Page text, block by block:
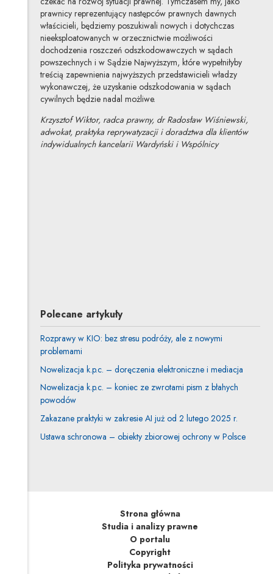
prawnicy reprezentujący następców prawnych dawnych
właścicieli, będziemy poszukiwali nowych i dotychczas
nieeksploatowanych w orzecznictwie możliwości
dochodzenia roszczeń odszkodowawczych w sądach
powszechnych i w Sądzie Najwyższym, które wypełniłyby
treścią zapewnienia najwyższych przedstawicieli władzy
wykonawczej, że uzyskanie odszkodowania w sądach
cywilnych będzie nadal możliwe.
Krzysztof Wiktor, radca prawny, dr Radosław Wiśniewski,
adwokat, praktyka reprywatyzacji i doradztwa dla klientów
indywidualnych kancelarii Wardyński i Wspólnicy
Polecane artykuły
Rozprawy w KIO: bez stresu podróży, ale z nowymi
problemami
Nowelizacja k.p.c. – doręczenia elektroniczne i mediacja
Nowelizacja k.p.c. – koniec ze zwrotami pism z błahych
powodów
Zakazane praktyki w zakresie AI już od 2 lutego 2025 r.
Ustawa schronowa – obiekty zbiorowej ochrony w Polsce
Strona główna
Studia i analizy prawne
O portalu
Copyright
Polityka prywatności